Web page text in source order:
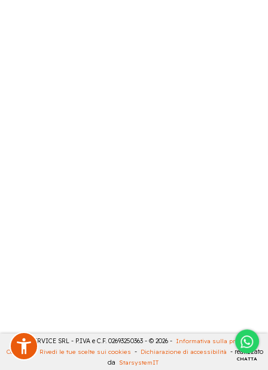
CHATTA
CASA SERVICE SRL - P.IVA e C.F. 02693250363 - © 2026 - Informativa sulla privacy -
Cookies
- Rivedi le tue scelte sui cookies - Dichiarazione di accessibilità - realizzato
da StarsystemIT